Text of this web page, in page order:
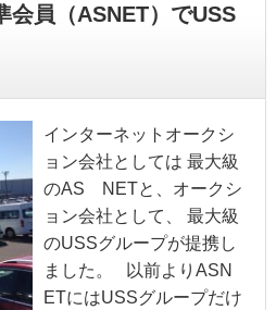
会員（ASNET）でUSS
インターネットオークシ
ョン会社としては 最大級
のAS NETと、オークシ
ョン会社として、 最大級
のUSSグループが提携し
ました。 以前よりASN
ETにはUSSグループだけ